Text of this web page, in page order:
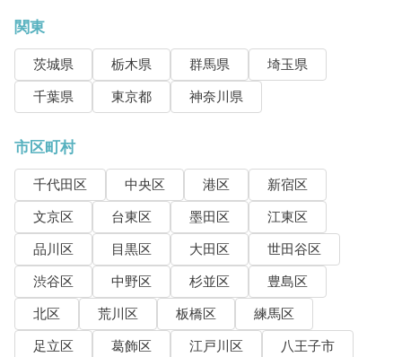
関東
茨城県 栃木県 群馬県
埼玉県
千葉県
東京都 神奈川県
市区町村
千代田区 中央区 港区
新宿区
文京区
台東区 墨田区
江東区
品川区
目黒区 大田区
世田谷区
渋谷区
中野区 杉並区
豊島区
北区
荒川区 板橋区
練馬区
足立区
葛飾区 江戸川区
八王子市